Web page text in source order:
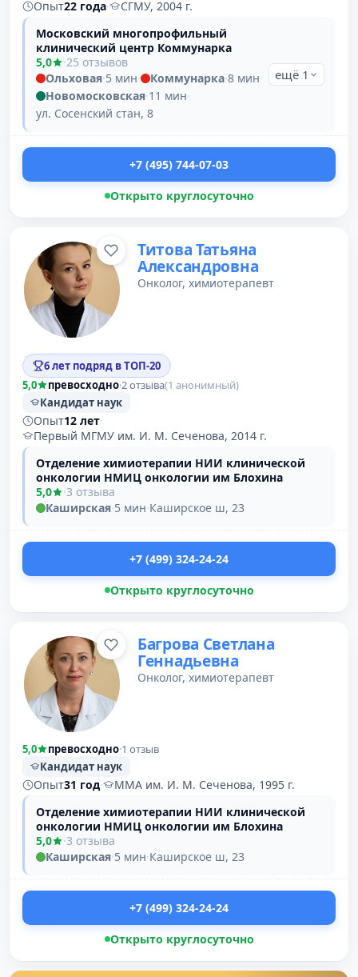
Опыт22 года·
СГМУ, 2004 г.
Московский многопрофильный
клинический центр Коммунарка
5,0
·25 отзывов
Ольховая·5 мин· Коммунарка·8 мин·
Новомосковская·11 мин·
ул. Сосенский стан, 8
ещё 1
+7 (495) 744-07-03
Открыто круглосуточно
Титова Татьяна
Александровна
Онколог, химиотерапевт
6 лет подряд в ТОП-20
5,0
превосходно·2 отзыва(1 анонимный)
Кандидат наук
Опыт12 лет·
Первый МГМУ им. И. М. Сеченова, 2014 г.
Отделение химиотерапии НИИ клинической
онкологии НМИЦ онкологии им Блохина
5,0
·3 отзыва
Каширская·5 мин·Каширское ш, 23
+7 (499) 324-24-24
Открыто круглосуточно
Багрова Светлана
Геннадьевна
Онколог, химиотерапевт
5,0 превосходно·1 отзыв
Кандидат наук
Опыт31 год·
ММА им. И. М. Сеченова, 1995 г.
Отделение химиотерапии НИИ клинической
онкологии НМИЦ онкологии им Блохина
5,0
·3 отзыва
Каширская·5 мин·Каширское ш, 23
+7 (499) 324-24-24
Открыто круглосуточно